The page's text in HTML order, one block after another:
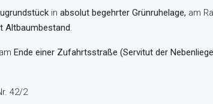
in absolut begehrter Grünruhelage, am
Altbaumbestand
Ende einer Zufahrtsstraße (Servitut der
42/2